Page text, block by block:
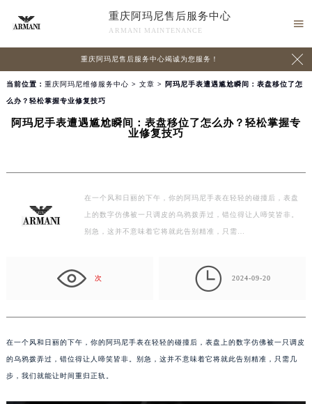
重庆阿玛尼售后服务中心
ARMANI MAINTENANCE

重庆阿玛尼售后服务中心竭诚为您服务！ 
当前位置： 重庆阿玛尼维修服务中心 > 文章 > 阿玛尼手表遭遇尴尬瞬间：表盘移位了怎
么办？轻松掌握专业修复技巧
阿玛尼手表遭遇尴尬瞬间：表盘移位了怎么办？轻松掌握专
业修复技巧
在一个风和日丽的下午，你的阿玛尼手表在轻轻的碰撞后，表盘
上的数字仿佛被一只调皮的乌鸦拨弄过，错位得让人啼笑皆非。
别急，这并不意味着它将就此告别精准，只需…
次  2024-09-20
在一个风和日丽的下午，你的阿玛尼手表在轻轻的碰撞后，表盘上的数字仿佛被一只调皮
的乌鸦拨弄过，错位得让人啼笑皆非。别急，这并不意味着它将就此告别精准，只需几
步，我们就能让时间重归正轨。